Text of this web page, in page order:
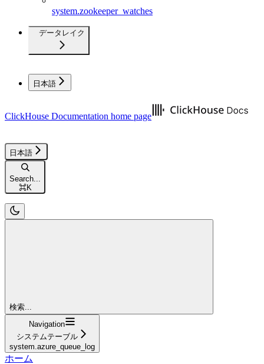
system.zookeeper_watches
データレイク
日本語
ClickHouse Documentation home page
日本語
Search...
⌘K
検索...
Navigation
システムテーブル
system.azure_queue_log
ホーム